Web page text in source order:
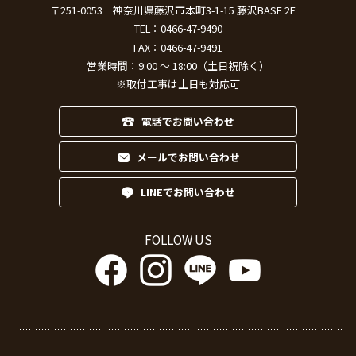
〒251-0053
神奈川県藤沢市本町3-1-15 藤沢BASE 2F
TEL： 0466-47-9490
FAX：0466-47-9491
営業時間：9:00 ～ 18:00（土日祝除く）
※取付工事は土日も対応可
電話でお問い合わせ
メールでお問い合わせ
LINEでお問い合わせ
FOLLOW US